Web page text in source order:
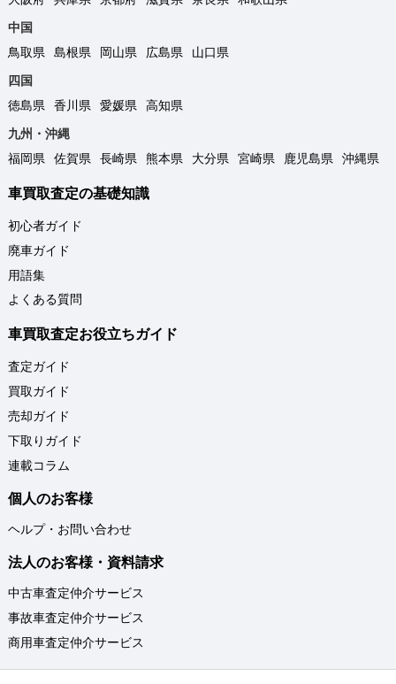
中国
鳥取県
島根県 岡山県 広島県
山口県
四国
徳島県
香川県 愛媛県
高知県
九州・沖縄
福岡県
佐賀県 長崎県 熊本県 大分県 宮崎県 鹿児島県 沖縄県
車買取査定の基礎知識
初心者ガイド
廃車ガイド
用語集
よくある質問
車買取査定お役立ちガイド
査定ガイド
買取ガイド
売却ガイド
下取りガイド
連載コラム
個人のお客様
ヘルプ・お問い合わせ
法人のお客様・資料請求
中古車査定仲介サービス
事故車査定仲介サービス
商用車査定仲介サービス